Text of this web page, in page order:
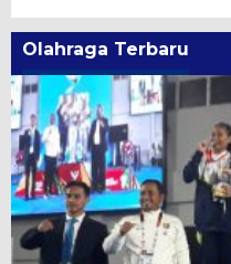
Olahraga Terbaru